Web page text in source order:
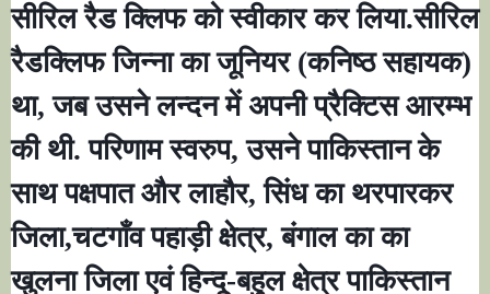
सीरिल रैड क्लिफ को स्वीकार कर लिया.सीरिल
रैडक्लिफ जिन्ना का जूनियर (कनिष्ठ सहायक)
था,जब उसने लन्दन में अपनी प्रैक्टिस आरम्भ
की थी. परिणाम स्वरुप,उसने पाकिस्तान के
साथ पक्षपात और लाहौर,सिंध का थरपारकर
जिला,चटगाँव पहाड़ी क्षेत्र,बंगाल का का
खुलना जिला एवं हिन्दू-बहुल क्षेत्र पाकिस्तान